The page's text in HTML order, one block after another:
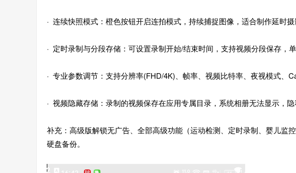
· 连续快照模式：橙色按钮开启连拍模式，持续捕捉图像，适合制作延时
· 定时录制与分段存储：可设置录制开始/结束时间，支持视频分段保存，
· 专业参数调节：支持分辨率(FHD/4K)、帧率、视频比特率、夜视模式、
· 视频隐藏存储：录制的视频保存在应用专属目录，系统相册无法显示，
补充：高级版解锁无广告、全部高级功能（运动检测、定时录制、婴儿监
硬盘备份。